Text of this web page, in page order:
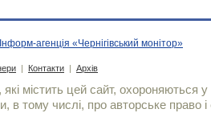
Інформ-агенція «Чернігівський монітор»
| Контакти | Архів
містить цей сайт, охороняються у
в тому числі, про авторське право і